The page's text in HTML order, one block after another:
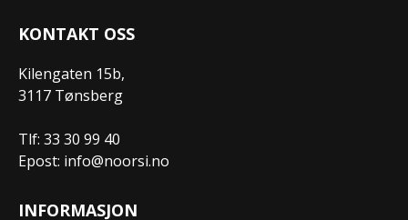
KONTAKT OSS
Kilengaten 15b,
3117 Tønsberg
Tlf: 33 30 99 40
Epost: info@noorsi.no
INFORMASJON